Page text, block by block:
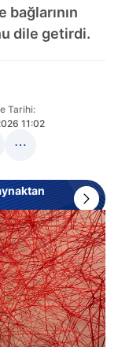
bağlarının
dile getirdi.
Tarihi:
11:02